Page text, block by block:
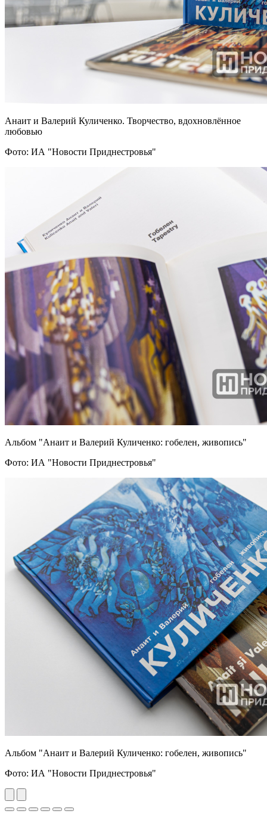
Анаит и Валерий Куличенко. Творчество, вдохновлённое
любовью
Фото: ИА "Новости Приднестровья"
Альбом "Анаит и Валерий Куличенко: гобелен, живопись"
Фото: ИА "Новости Приднестровья"
Альбом "Анаит и Валерий Куличенко: гобелен, живопись"
Фото: ИА "Новости Приднестровья"
Previous
Next